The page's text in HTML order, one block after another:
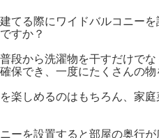
てる際にワイドバルコニー
すか？
段から洗濯物を干すだけで
保でき、一度にたくさんの物
楽しめるのはもちろん、家
ーを設置すると部屋の奥行